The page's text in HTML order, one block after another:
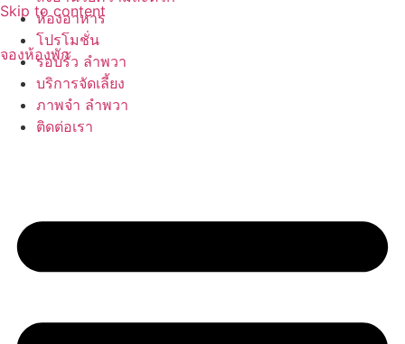
Skip to content
จองห้องพัก
ห้องอาหาร
โปรโมชั่น
รอบรั้ว ลำพวา
บริการจัดเลี้ยง
ภาพจำ ลำพวา
ติดต่อเรา